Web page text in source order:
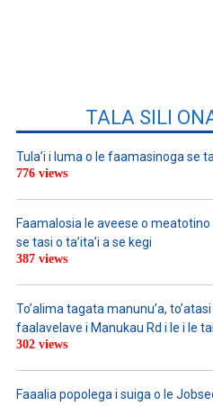
TALA SILI
Tula’i i luma o le faamasinoga se
776 views
Faamalosia le aveese o
se tasi o ta’ita’i a se kegi
387 views
To’alima tagata manunu’a,
faalavelave i Manukau Rd i le i le
302 views
Faaalia popolega i suiga o le